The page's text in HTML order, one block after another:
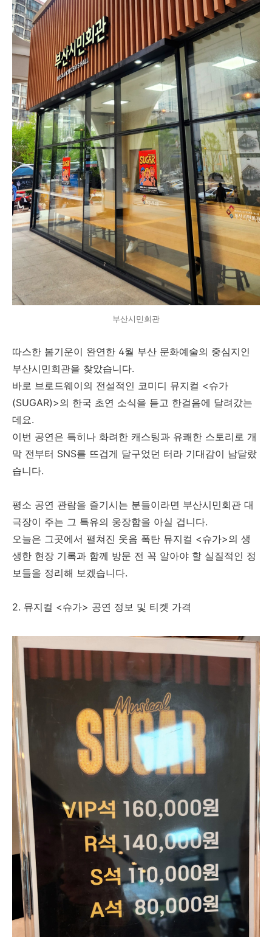
부산시민회관
따스한 봄기운이 완연한 4월 부산 문화예술의 중심지인
부산시민회관을 찾았습니다.
바로 브로드웨이의 전설적인 코미디 뮤지컬 <슈가
(SUGAR)>의 한국 초연 소식을 듣고 한걸음에 달려갔는
데요.
이번 공연은 특히나 화려한 캐스팅과 유쾌한 스토리로 개
막 전부터 SNS를 뜨겁게 달구었던 터라 기대감이 남달랐
습니다.
평소 공연 관람을 즐기시는 분들이라면 부산시민회관 대
극장이 주는 그 특유의 웅장함을 아실 겁니다.
오늘은 그곳에서 펼쳐진 웃음 폭탄 뮤지컬 <슈가>의 생
생한 현장 기록과 함께 방문 전 꼭 알아야 할 실질적인 정
보들을 정리해 보겠습니다.
2. 뮤지컬 <슈가> 공연 정보 및 티켓 가격